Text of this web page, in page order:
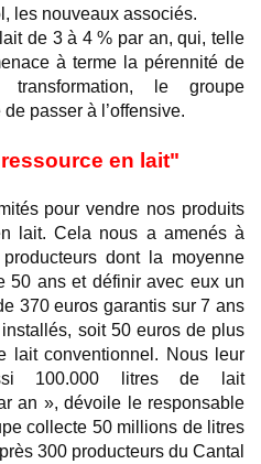
les nouveaux associés.
de 3 à 4 % par an, qui, telle
à terme la pérennité de
le groupe
passer à l’offensive.
en lait"
pour vendre nos produits
lait. Cela nous a amenés à
dont la moyenne
50 ans et définir avec eux un
370 euros garantis sur 7 ans
soit 50 euros de plus
lait conventionnel. Nous leur
100.000 litres de lait
an », dévoile le responsable
collecte 50 millions de litres
300 producteurs du Cantal